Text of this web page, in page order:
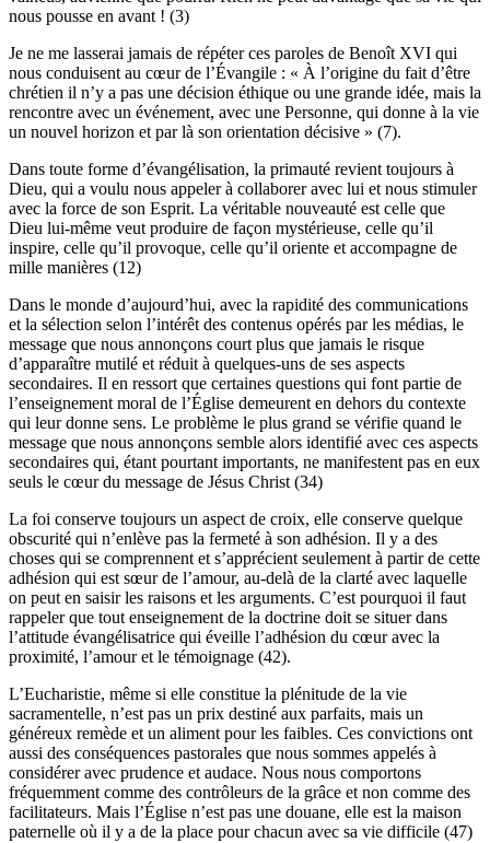
nous pousse en avant ! (3)
Je ne me lasserai jamais de répéter ces paroles de Benoît XVI qui
nous conduisent au cœur de l’Évangile : « À l’origine du fait d’être
chrétien il n’y a pas une décision éthique ou une grande idée, mais la
rencontre avec un événement, avec une Personne, qui donne à la vie
un nouvel horizon et par là son orientation décisive » (7).
Dans toute forme d’évangélisation, la primauté revient toujours à
Dieu, qui a voulu nous appeler à collaborer avec lui et nous stimuler
avec la force de son Esprit. La véritable nouveauté est celle que
Dieu lui-même veut produire de façon mystérieuse, celle qu’il
inspire, celle qu’il provoque, celle qu’il oriente et accompagne de
mille manières (12)
Dans le monde d’aujourd’hui, avec la rapidité des communications
et la sélection selon l’intérêt des contenus opérés par les médias, le
message que nous annonçons court plus que jamais le risque
d’apparaître mutilé et réduit à quelques-uns de ses aspects
secondaires. Il en ressort que certaines questions qui font partie de
l’enseignement moral de l’Église demeurent en dehors du contexte
qui leur donne sens. Le problème le plus grand se vérifie quand le
message que nous annonçons semble alors identifié avec ces aspects
secondaires qui, étant pourtant importants, ne manifestent pas en eux
seuls le cœur du message de Jésus Christ (34)
La foi conserve toujours un aspect de croix, elle conserve quelque
obscurité qui n’enlève pas la fermeté à son adhésion. Il y a des
choses qui se comprennent et s’apprécient seulement à partir de cette
adhésion qui est sœur de l’amour, au-delà de la clarté avec laquelle
on peut en saisir les raisons et les arguments. C’est pourquoi il faut
rappeler que tout enseignement de la doctrine doit se situer dans
l’attitude évangélisatrice qui éveille l’adhésion du cœur avec la
proximité, l’amour et le témoignage (42).
L’Eucharistie, même si elle constitue la plénitude de la vie
sacramentelle, n’est pas un prix destiné aux parfaits, mais un
généreux remède et un aliment pour les faibles. Ces convictions ont
aussi des conséquences pastorales que nous sommes appelés à
considérer avec prudence et audace. Nous nous comportons
fréquemment comme des contrôleurs de la grâce et non comme des
facilitateurs. Mais l’Église n’est pas une douane, elle est la maison
paternelle où il y a de la place pour chacun avec sa vie difficile (47)